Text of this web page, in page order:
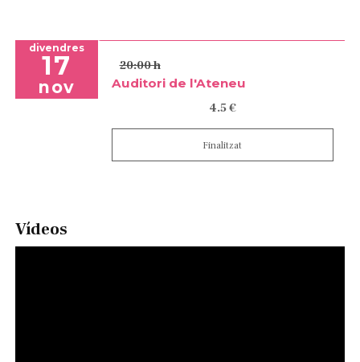
divendres
17
nov
20:00 h
Auditori de l'Ateneu
4.5 €
Finalitzat
Vídeos